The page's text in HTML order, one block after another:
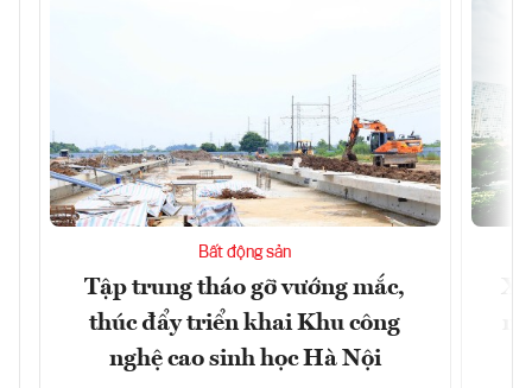
Bất động sản
Tập trung tháo gỡ vướng mắc,
thúc đẩy triển khai Khu công
nghệ cao sinh học Hà Nội